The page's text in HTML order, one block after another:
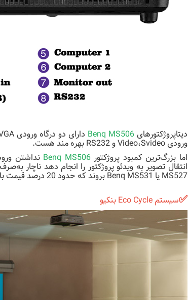
دیتاپروژکتورهایBenq MS506
ورودی Video،Svideo و RS232 بهره مند هست.
اما بزرگ‌ترین کمبود پروژکتورBenq MS506
MS527 یا Benq MS531 بروند که حدود 20 درصد قیمت بالاتری دارند
✅سیستم Eco Cycle بنکیو